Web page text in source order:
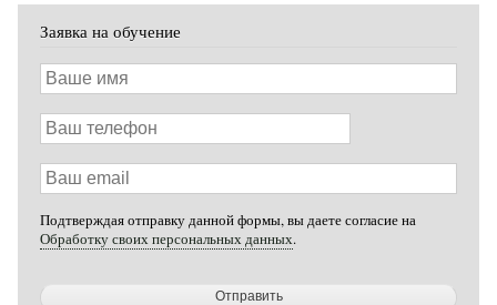
Заявка на обучение
Ваше
имя
Ваш
телефон
Ваш
email
Подтверждая отправку данной формы, вы даете согласие на
Обработку своих персональных данных.